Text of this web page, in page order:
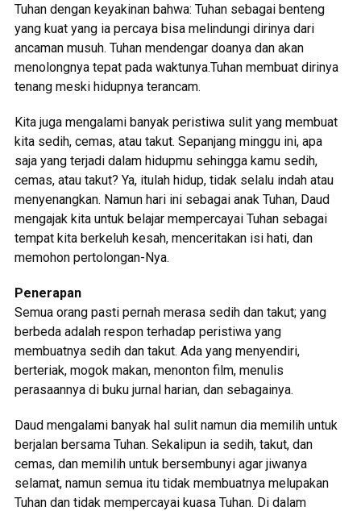
Tuhan dengan keyakinan bahwa: Tuhan sebagai benteng
yang kuat yang ia percaya bisa melindungi dirinya dari
ancaman musuh. Tuhan mendengar doanya dan akan
menolongnya tepat pada waktunya.Tuhan membuat dirinya
tenang meski hidupnya terancam.
Kita juga mengalami banyak peristiwa sulit yang membuat
kita sedih, cemas, atau takut. Sepanjang minggu ini, apa
saja yang terjadi dalam hidupmu sehingga kamu sedih,
cemas, atau takut? Ya, itulah hidup, tidak selalu indah atau
menyenangkan. Namun hari ini sebagai anak Tuhan, Daud
mengajak kita untuk belajar mempercayai Tuhan sebagai
tempat kita berkeluh kesah, menceritakan isi hati, dan
memohon pertolongan-Nya.
Penerapan
Semua orang pasti pernah merasa sedih dan takut; yang
berbeda adalah respon terhadap peristiwa yang
membuatnya sedih dan takut. Ada yang menyendiri,
berteriak, mogok makan, menonton film, menulis
perasaannya di buku jurnal harian, dan sebagainya.
Daud mengalami banyak hal sulit namun dia memilih untuk
berjalan bersama Tuhan. Sekalipun ia sedih, takut, dan
cemas, dan memilih untuk bersembunyi agar jiwanya
selamat, namun semua itu tidak membuatnya melupakan
Tuhan dan tidak mempercayai kuasa Tuhan. Di dalam